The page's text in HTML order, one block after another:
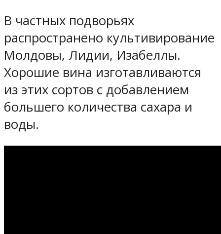
В частных подворьях
распространено культивирование
Молдовы, Лидии, Изабеллы.
Хорошие вина изготавливаются
из этих сортов с добавлением
большего количества сахара и
воды.